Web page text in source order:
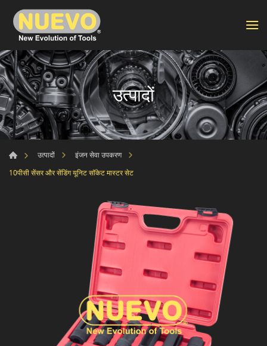
उत्पादों
उत्पादों
इंजन सेवा उपकरण
10पीसी सेंसर और सेंडिंग यूनिट सॉकेट मास्टर सेट